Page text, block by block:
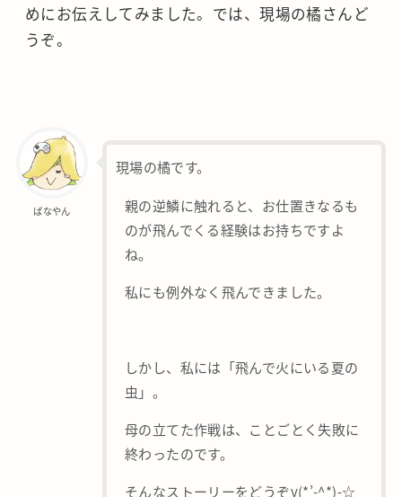
めにお伝えしてみました。では、現場の橘さんど
うぞ。
ばなやん
現場の橘です。
親の逆鱗に触れると、お仕置きなるも
のが飛んでくる経験はお持ちですよ
ね。
私にも例外なく飛んできました。
しかし、私には「飛んで火にいる夏の
虫」。
母の立てた作戦は、ことごとく失敗に
終わったのです。
そんなストーリーをどうぞv(*’-^*)-☆